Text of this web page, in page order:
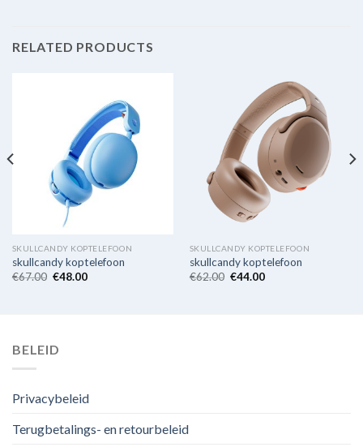
RELATED PRODUCTS
SKULLCANDY KOPTELEFOON
skullcandy koptelefoon
€67.00 €48.00
SKULLCANDY KOPTELEFOON
skullcandy koptelefoon
€62.00 €44.00
BELEID
Privacybeleid
Terugbetalings- en retourbeleid